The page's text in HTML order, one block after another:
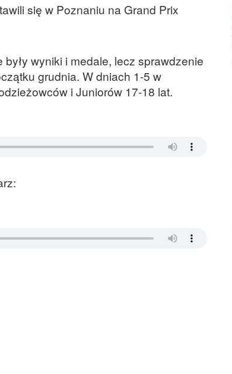
się w Poznaniu na Grand Prix
wyniki i medale, lecz sprawdzenie
grudnia. W dniach 1-5 w
i Juniorów 17-18 lat.